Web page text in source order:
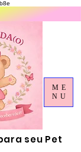
seu Pet
ME
NU